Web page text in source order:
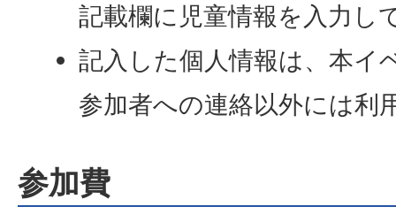
記載欄に児童情報を入力し
記入した個人情報は、本イ
参加者への連絡以外には利
参加費